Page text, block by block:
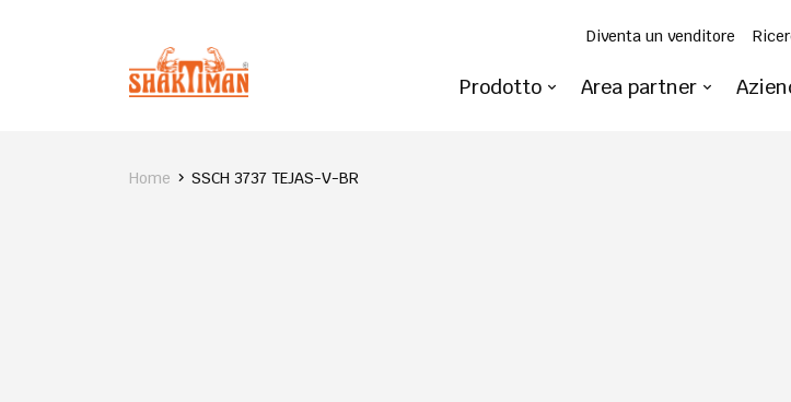
Diventa un venditore
Prodotto Area partner
Home SSCH 3737 TEJAS-V-BR